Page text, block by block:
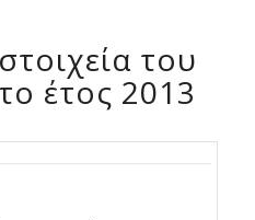
του
έτος 2013